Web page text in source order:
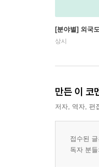
[분야별] 외국
상시
만든 이 코
저자, 역자, 편
접수된
독자 분